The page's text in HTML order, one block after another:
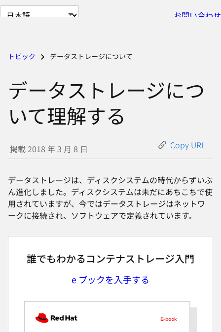
ペ
く
さ
い
お問い合わせ
トピック データストレージについて
データストレージにつ
いて理解する
掲載 2018 年 3 月 8 日 Copy URL
データストレージは、ディスクシステムの時代からずいぶ
ん進化しました。ディスクシステムは未だにあちこちで使
用されていますが、今ではデータストレージはネットワ
ークに接続され、ソフトウェアで定義されています。
誰でもわかるコンテナストレージ入門
e ブックを入手する